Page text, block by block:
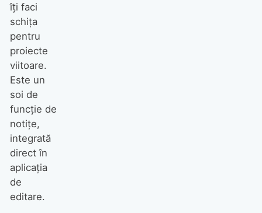
îți faci
schița
pentru
proiecte
viitoare.
Este un
soi de
funcție de
notițe,
integrată
direct în
aplicația
de
editare.